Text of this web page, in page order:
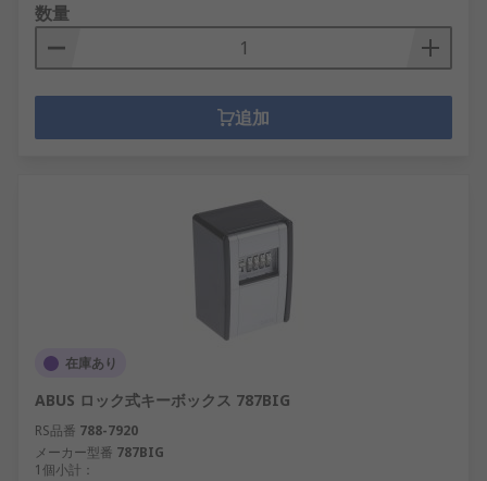
数量
追加
在庫あり
ABUS ロック式キーボックス 787BIG
RS品番 788-7920
メーカー型番 787BIG
1個小計：